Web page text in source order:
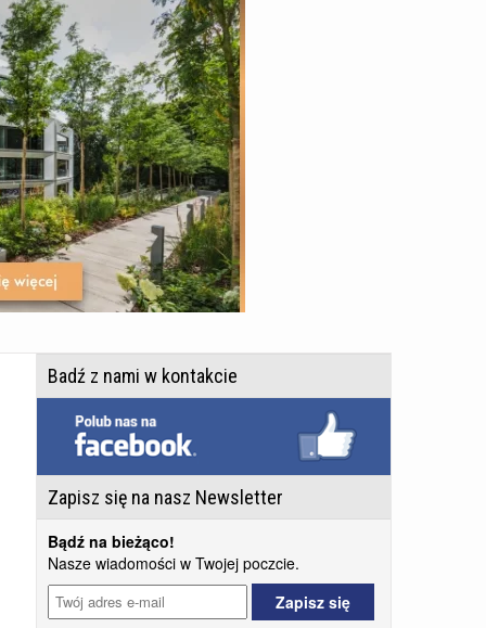
Badź z nami w kontakcie
Zapisz się na nasz Newsletter
Bądź na bieżąco!
Nasze wiadomości w Twojej poczcie.